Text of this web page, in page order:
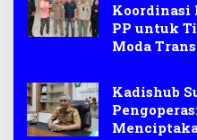
Koordinasi
PP untuk
Moda
Kadishub